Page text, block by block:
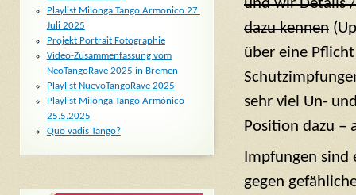
und wir Details
dazu kennen
über eine
sehr viel Un-
Position dazu –
Impfungen sind
gegen
Playlist Milonga Tango Armonico 27.
Juli 2025
Projekt Portrait Fotographie
Video-Zusammenfassung vom
NeoTangoRave 2025 in Bremen
Playlist NuevoTangoRave 2025
Playlist Milonga Tango Armónico
25.5.2025
Quo vadis Tango?